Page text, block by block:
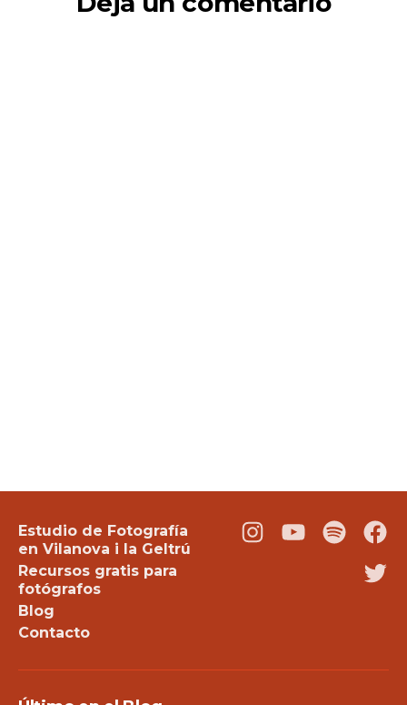
Estudio de Fotografía
en Vilanova i la Geltrú
Recursos gratis para
fotógrafos
Blog
Contacto
Instagram
YoutubePodcast